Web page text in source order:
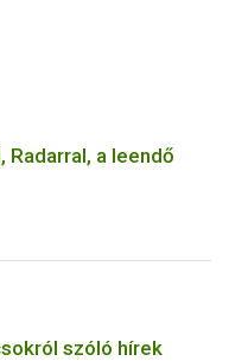
Radarral, a leendő
szóló hírek